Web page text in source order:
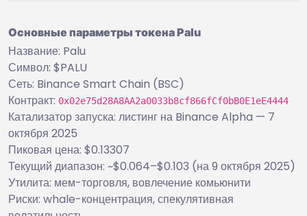
Основные параметры токена Palu
Название: Palu
Символ: $PALU
Сеть: Binance Smart Chain (BSC)
Контракт: 0x02e75d28A8AA2a0033b8cf866fCf0bB0E1eE4444
Катализатор запуска: листинг на Binance Alpha — 7
октября 2025
Пиковая цена: $0.13307
Текущий диапазон: ~$0.064–$0.103 (на 9 октября 2025)
Утилита: мем-торговля, вовлечение комьюнити
Риски: whale-концентрация, спекулятивная